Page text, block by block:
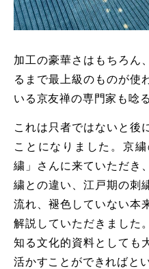
加工の豪華さはもちろん
るまで最上級のものが使
いる京友禅の専門家も唸
これは只者ではないと後
ことになりました。京
繍」さんに来ていただき
繍との違い、江戸期の刺
流れ、褪色していない本
解説していただきました
知る文化的資料としても
活かすことができればと